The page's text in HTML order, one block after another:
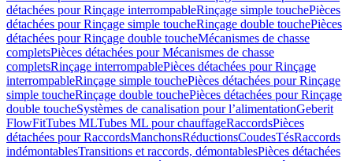
détachées pour Rinçage interrompableRinçage simple touchePièces
détachées pour Rinçage simple toucheRinçage double touchePièces
détachées pour Rinçage double toucheMécanismes de chasse
completsPièces détachées pour Mécanismes de chasse
completsRinçage interrompablePièces détachées pour Rinçage
interrompableRinçage simple touchePièces détachées pour Rinçage
simple toucheRinçage double touchePièces détachées pour Rinçage
double toucheSystèmes de canalisation pour l’alimentationGeberit
FlowFitTubes MLTubes ML pour chauffageRaccordsPièces
détachées pour RaccordsManchonsRéductionsCoudesTésRaccords
indémontablesTransitions et raccords, démontablesPièces détachées